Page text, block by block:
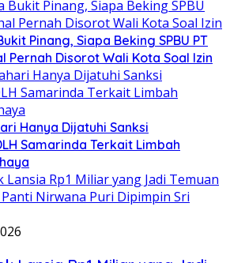
Pinang, Siapa Beking SPBU PT
Pernah Disorot Wali Kota Soal Izin
Hanya Dijatuhi Sanksi
Samarinda Terkait Limbah